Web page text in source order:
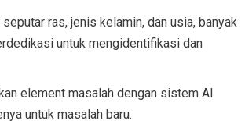
ras, jenis kelamin, dan usia, banyak
untuk mengidentifikasi dan
element masalah dengan sistem AI
untuk masalah baru.